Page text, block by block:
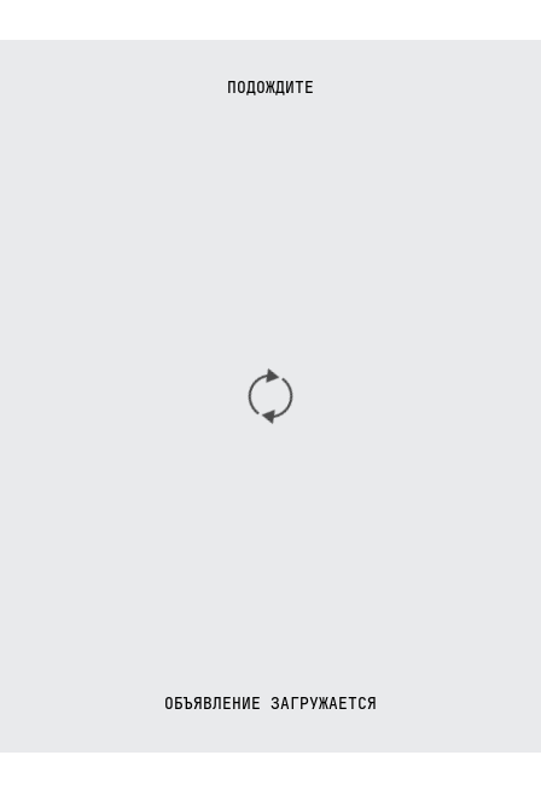
ПОДОЖДИТЕ
ОБЪЯВЛЕНИЕ ЗАГРУЖАЕТСЯ